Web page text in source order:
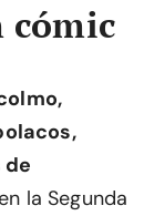
cómic
la Segunda